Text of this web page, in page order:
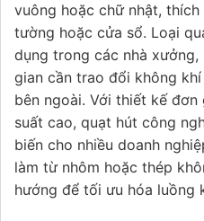
vuông hoặc chữ nhật,
tường hoặc cửa sổ. Loại
dụng trong các nhà
gian cần trao đổi không
bên ngoài. Với thiết kế đơn
suất cao, quạt hút công
biến cho nhiều doanh
làm từ nhôm hoặc thép
hướng để tối ưu hóa luồng